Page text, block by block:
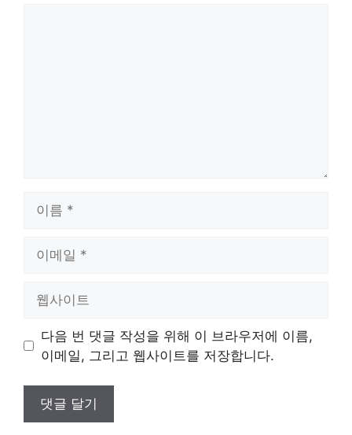
트
다음 번 댓글 작성을 위해 이 브라우저에 이름,
이메일, 그리고 웹사이트를 저장합니다.